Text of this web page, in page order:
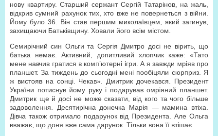
нову квартиру. Старший сержант Сергій Татарінов, на жаль,
відкрив сумний рахунок тих, хто вже не повернеться з війни.
Йому було 36. Він став першим миколаївцем, який загинув,
захищаючи Батьківщину. Ховали його всім містом.
Семирічний син Ольги та Сергія Дмитро досі не вірить, що
батька немає. Активний, допитливий хлопчик каже: «Тато
мене навчив гратися в комп’ютерні ігри. А я завжди мріяв про
планшет. За тиждень до сьогодні мені пообіцяли сюрприз. Я
ж вистояв на сонці. Чекав». Дмитрик дочекався. Президент
України потиснув йому руку і подарував омріяний планшет.
Дмитрик ще й досі не може сказати, від кого та чого більше
задоволення. Десятирічна донечка Марія — мамина втіха.
Дівча також отримало подарунок від Президента. Але Ольга
вважає, що доня вже сама дарунок. Тільки вона її втішає.